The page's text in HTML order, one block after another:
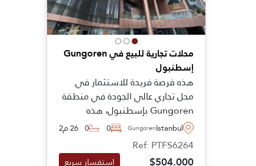
محلات تجارية للبيع في Gungoren
إسطنبول
هذه فرصة فريدة للاستثمار في
محل تجاري عالي الجودة في منطقة
Gungoren بإسطنبول، هذه
العقارات التجارية تتضمن ضمان إيجار
لمدة ثلاث سنوات وموصى
بمشاهدتها بأسرع وقت ممكن.
Istanbul
Gungoren
0
0 26 م2
Ref: PTFS6264
$504.000 استفسار سريع